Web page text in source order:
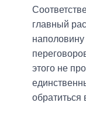
главный
наполовину
этого не
обратиться